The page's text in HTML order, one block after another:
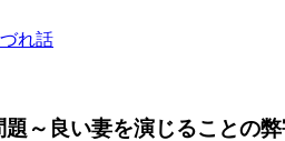
れ話
～良い妻を演じることの弊